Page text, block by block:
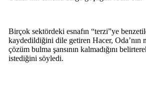
Birçok sektördeki esnafın “terzi”ye
kaydedildiğini dile getiren Hacer, Oda’nın
çözüm bulma şansının kalmadığını
istediğini söyledi.